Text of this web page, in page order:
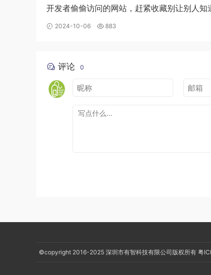
有小孩的前三个月，我媳妇有产假，加上我
睡好觉就直接一个人跑到次卧去，做个甩手装
怎么说呢，这种感觉很奇妙，就是
每当孩子有什么头疼发烧啥的，当父母的就
后期想做个节目：采访100位有趣的程序员，
开发者偷偷访问的网站，赶紧收藏别让别人知
新)2024-10-06 883
评论 0
©copyright 2016-2025 深圳市有智科技有限公司版权所有 粤